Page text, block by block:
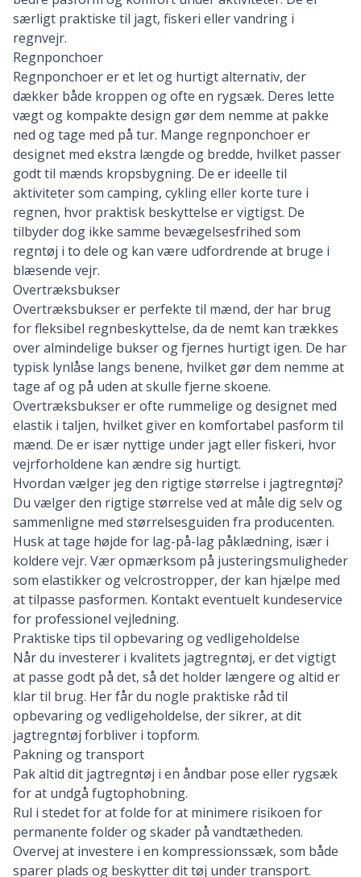
særligt praktiske til jagt, fiskeri eller vandring i
regnvejr.
Regnponchoer
Regnponchoer er et let og hurtigt alternativ, der
dækker både kroppen og ofte en rygsæk. Deres lette
vægt og kompakte design gør dem nemme at pakke
ned og tage med på tur. Mange regnponchoer er
designet med ekstra længde og bredde, hvilket passer
godt til mænds kropsbygning. De er ideelle til
aktiviteter som camping, cykling eller korte ture i
regnen, hvor praktisk beskyttelse er vigtigst. De
tilbyder dog ikke samme bevægelsesfrihed som
regntøj i to dele og kan være udfordrende at bruge i
blæsende vejr.
Overtræksbukser
Overtræksbukser er perfekte til mænd, der har brug
for fleksibel regnbeskyttelse, da de nemt kan trækkes
over almindelige bukser og fjernes hurtigt igen. De har
typisk lynlåse langs benene, hvilket gør dem nemme at
tage af og på uden at skulle fjerne skoene.
Overtræksbukser er ofte rummelige og designet med
elastik i taljen, hvilket giver en komfortabel pasform til
mænd. De er især nyttige under jagt eller fiskeri, hvor
vejrforholdene kan ændre sig hurtigt.
Hvordan vælger jeg den rigtige størrelse i jagtregntøj?
Du vælger den rigtige størrelse ved at måle dig selv og
sammenligne med størrelsesguiden fra producenten.
Husk at tage højde for lag-på-lag påklædning, især i
koldere vejr. Vær opmærksom på justeringsmuligheder
som elastikker og velcrostropper, der kan hjælpe med
at tilpasse pasformen. Kontakt eventuelt kundeservice
for professionel vejledning.
Praktiske tips til opbevaring og vedligeholdelse
Når du investerer i kvalitets jagtregntøj, er det vigtigt
at passe godt på det, så det holder længere og altid er
klar til brug. Her får du nogle praktiske råd til
opbevaring og vedligeholdelse, der sikrer, at dit
jagtregntøj forbliver i topform.
Pakning og transport
Pak altid dit jagtregntøj i en åndbar pose eller rygsæk
for at undgå fugtophobning.
Rul i stedet for at folde for at minimere risikoen for
permanente folder og skader på vandtætheden.
Overvej at investere i en kompressionssæk, som både
sparer plads og beskytter dit tøj under transport.